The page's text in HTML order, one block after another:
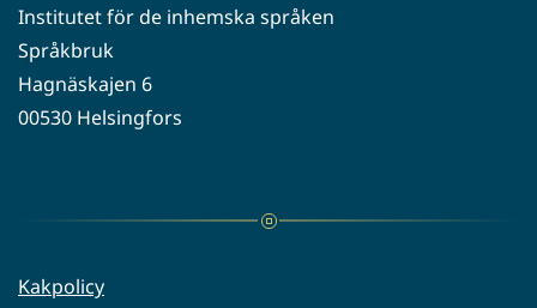
palveluun)
Institutet för de inhemska språken
Språkbruk
Hagnäskajen 6
00530 Helsingfors
Kakpolicy